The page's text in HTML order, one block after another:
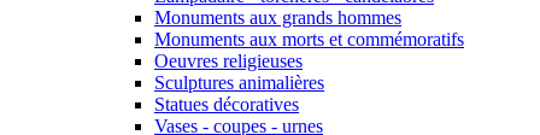
Monuments aux grands hommes
Monuments aux morts et commémoratifs
Oeuvres religieuses
Sculptures animalières
Statues décoratives
Vases - coupes - urnes